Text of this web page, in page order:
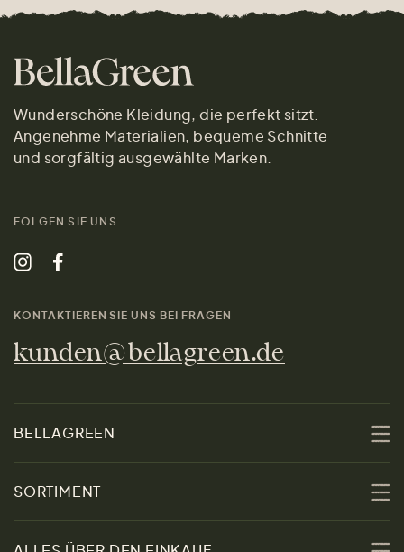
Wunderschöne Kleidung, die perfekt sitzt.
Angenehme Materialien, bequeme Schnitte
und sorgfältig ausgewählte Marken.
FOLGEN SIE UNS
KONTAKTIEREN SIE UNS BEI FRAGEN
kunden@bellagreen.de
BELLAGREEN
Über uns
Nachhaltigkeit
SORTIMENT
Sale